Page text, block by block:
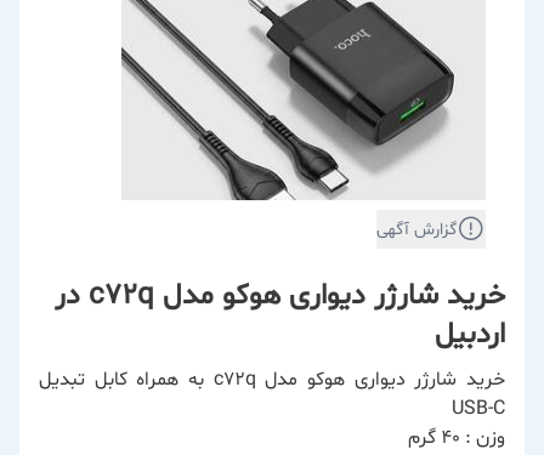
گزارش آگهی
خرید شارژر دیواری هوکو مدل c72q در
اردبیل
خرید شارژر دیواری هوکو مدل c72q به همراه کابل تبدیل
USB-C
وزن : ۴۰ گرم